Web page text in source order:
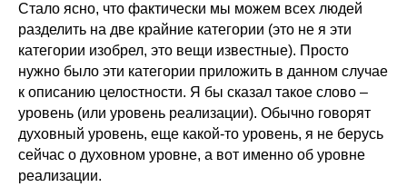
Стало ясно, что фактически мы можем всех людей
разделить на две крайние категории (это не я эти
категории изобрел, это вещи известные). Просто
нужно было эти категории приложить в данном случае
к описанию целостности. Я бы сказал такое слово –
уровень (или уровень реализации). Обычно говорят
духовный уровень, еще какой-то уровень, я не берусь
сейчас о духовном уровне, а вот именно об уровне
реализации.